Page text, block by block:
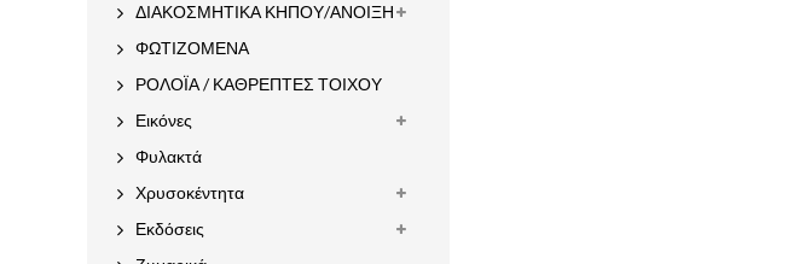
ΔΙΑΚΟΣΜΗΤΙΚΑ ΚΗΠΟΥ/ΑΝΟΙΞΗ
ΦΩΤΙΖΟΜΕΝΑ
ΡΟΛΟΪΑ / ΚΑΘΡΕΠΤΕΣ ΤΟΙΧΟΥ
Εικόνες
Φυλακτά
Χρυσοκέντητα
Εκδόσεις